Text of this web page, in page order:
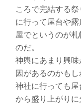
ころで完結する
に行って屋台や
屋でというのが
のだ。
神輿にあまり興
因があるのかも
神社に行っても
から盛り上がり